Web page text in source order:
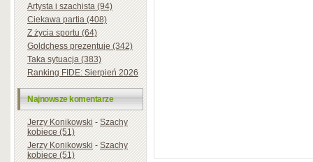
Artysta i szachista (94)
Ciekawa partia (408)
Z życia sportu (64)
Goldchess prezentuje (342)
Taka sytuacja (383)
Ranking FIDE: Sierpień 2026
Najnowsze komentarze
Jerzy Konikowski-Szachy
kobiece (51)
Jerzy Konikowski-Szachy
kobiece (51)